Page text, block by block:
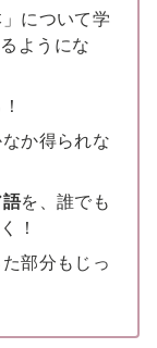
について学
ようにな
か得られな
を、誰でも
！
部分もじっ